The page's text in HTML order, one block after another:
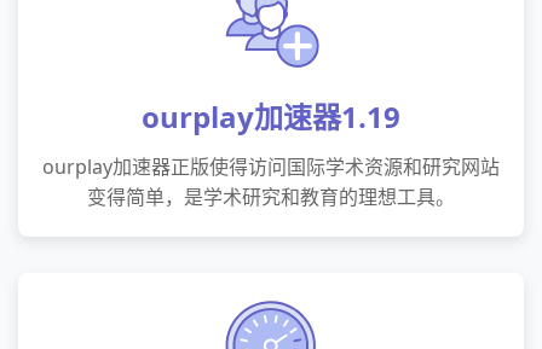
ourplay加速器1.19
ourplay加速器正版使得访问国际学术资源和研究网站
变得简单，是学术研究和教育的理想工具。